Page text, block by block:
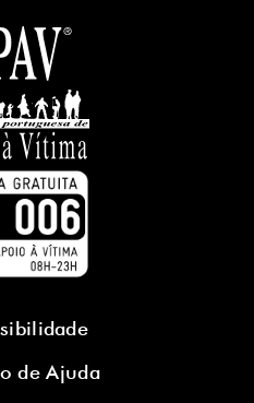
de Ajuda